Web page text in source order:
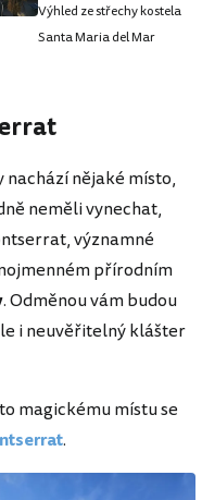
Výhled ze střechy kostela
Santa Maria del Mar
nějaké místo,
neměli vynechat,
významné
přírodním
. Odměnou vám budou
i neuvěřitelný klášter
magickému místu se
.